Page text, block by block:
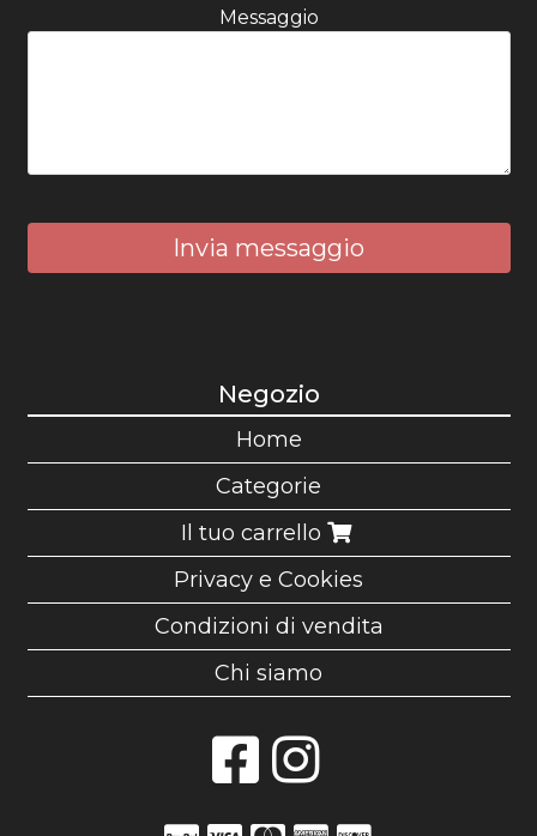
Messaggio
Invia messaggio
Negozio
Home
Categorie
Il tuo carrello
Privacy e Cookies
Condizioni di vendita
Chi siamo